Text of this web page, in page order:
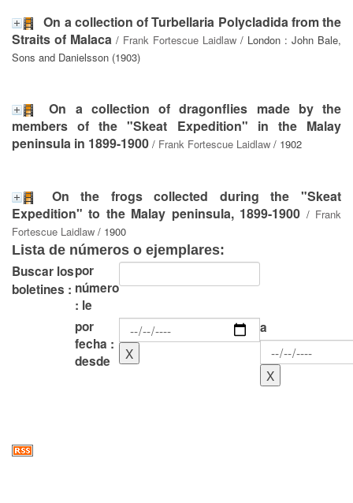
On a collection of Turbellaria Polycladida from the
Straits of Malaca / Frank Fortescue Laidlaw / London : John Bale,
Sons and Danielsson (1903)
On a collection of dragonflies made by the
members of the "Skeat Expedition" in the Malay
peninsula in 1899-1900 / Frank Fortescue Laidlaw / 1902
On the frogs collected during the "Skeat
Expedition" to the Malay peninsula, 1899-1900 / Frank
Fortescue Laidlaw / 1900
Lista de números o ejemplares:
Buscar los
boletines :
por
número
: le
por
fecha :
desde
a